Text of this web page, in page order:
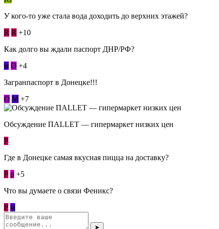
У кого-то уже стала вода доходить до верхних этажей?
R R +10
Как долго вы ждали паспорт ДНР/РФ?
м О +4
Загранпаспорт в Донецке!!!
О М +7
Обсуждение ПАLLЕТ — гипермаркет низких цен
Р
Где в Донецке самая вкусная пицца на доставку?
Р p +5
Что вы думаете о связи Феникс?
Р м
➤